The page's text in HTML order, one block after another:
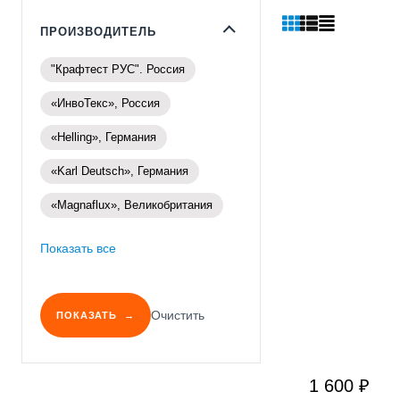
1 600 ₽
ПРОИЗВОДИТЕЛЬ
"Крафтест РУС". Россия
«ИнвоТекс», Россия
«Helling», Германия
«Karl Deutsch», Германия
«Magnaflux», Великобритания
Показать все
ПОКАЗАТЬ Очистить